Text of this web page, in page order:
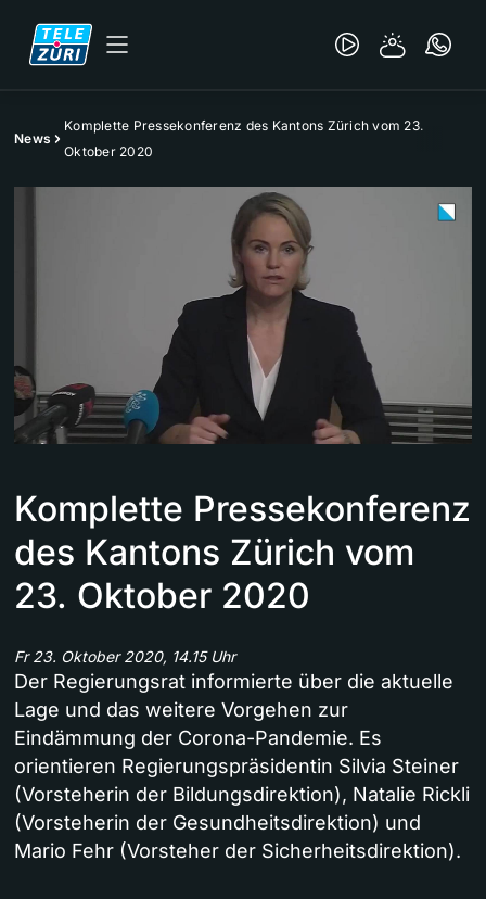
News
Komplette Pressekonferenz des Kantons Zürich vom 23.
Oktober 2020
Komplette Pressekonferenz
des Kantons Zürich vom
23. Oktober 2020
Fr 23. Oktober 2020, 14.15 Uhr
Der Regierungsrat informierte über die aktuelle
Lage und das weitere Vorgehen zur
Eindämmung der Corona-Pandemie. Es
orientieren Regierungspräsidentin Silvia Steiner
(Vorsteherin der Bildungsdirektion), Natalie Rickli
(Vorsteherin der Gesundheitsdirektion) und
Mario Fehr (Vorsteher der Sicherheitsdirektion).